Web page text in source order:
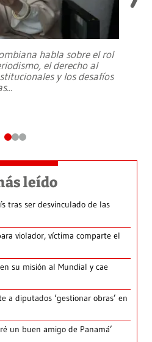
habla sobre el rol
el derecho al
y los desafíos
...
leído
tras ser desvinculado de las
violador, víctima comparte el
su misión al Mundial y cae
a diputados ‘gestionar obras’ en
un buen amigo de Panamá’